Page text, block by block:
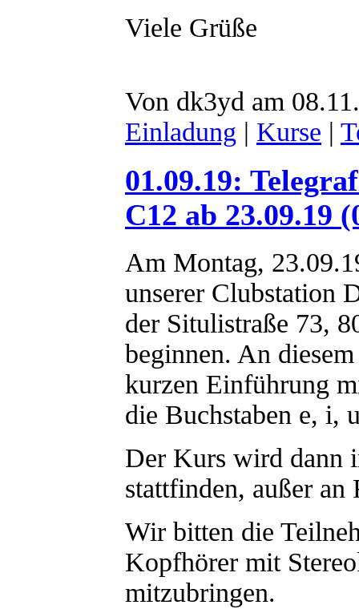
Viele Grüße
Von dk3yd am
Einladung | Kurse |
01.09.19:
C12 ab 23.09.19
Am Montag,
unserer
der Situlistraße 73,
beginnen. An
kurzen Einführung
die Buchstaben e, i,
Der Kurs wird dann
stattfinden, außer an
Wir bitten die
Kopfhörer mit
mitzubringen.